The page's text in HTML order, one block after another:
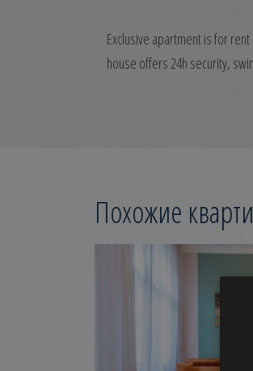
Exclusive apartment is for
house offers 24h security,
Похожие